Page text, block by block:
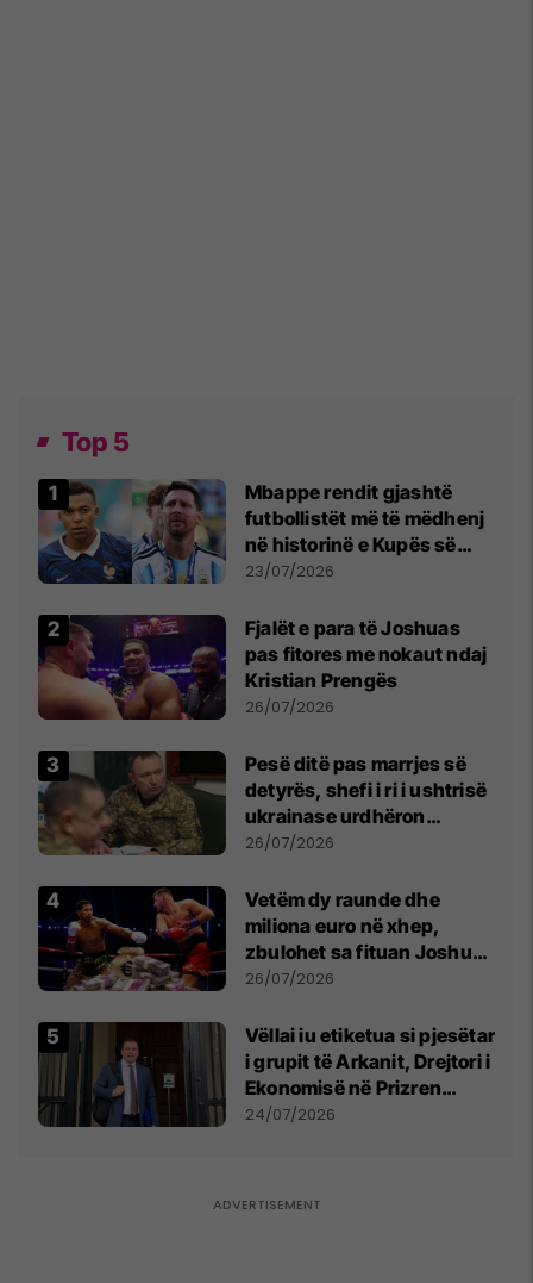
Top 5
Mbappe rendit gjashtë
futbollistët më të mëdhenj
në historinë e Kupës së
Botës, Messi mbetet i dyti
23/07/2026
Fjalët e para të Joshuas
pas fitores me nokaut ndaj
Kristian Prengës
26/07/2026
Pesë ditë pas marrjes së
detyrës, shefi i ri i ushtrisë
ukrainase urdhëron
kontroll të madh
26/07/2026
Vetëm dy raunde dhe
miliona euro në xhep,
zbulohet sa fituan Joshua
e Prenga
26/07/2026
Vëllai iu etiketua si pjesëtar
i grupit të Arkanit, Drejtori i
Ekonomisë në Prizren
mohon pretendimet
24/07/2026